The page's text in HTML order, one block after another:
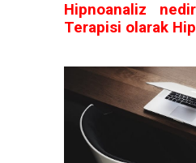
Hipnoanaliz
Terapisi olarak